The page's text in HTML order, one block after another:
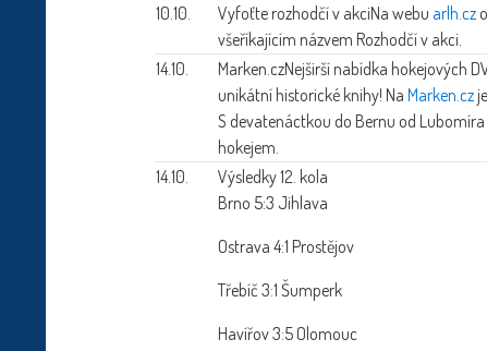
10.10.
Vyfoťte rozhodčí v akciNa webu arlh.cz
všeříkajícím názvem Rozhodčí v akci.
14.10.
Marken.czNejširší nabídka hokejových
unikátní historické knihy! Na Marken.cz
S devatenáctkou do Bernu od
hokejem.
14.10.
Výsledky 12. kola
Brno 5:3 Jihlava
Ostrava 4:1 Prostějov
Třebíč 3:1 Šumperk
Havířov 3:5 Olomouc